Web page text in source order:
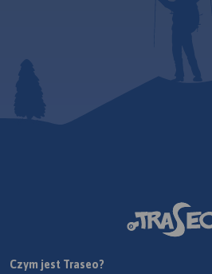
Czym jest Traseo?